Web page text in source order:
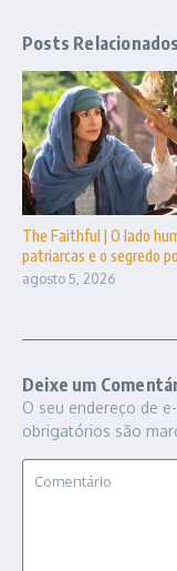
Posts Relacionados
The Faithful | O lado
patriarcas e o segredo
agosto 5, 2026
Deixe um
O seu endereço de
obrigatórios são